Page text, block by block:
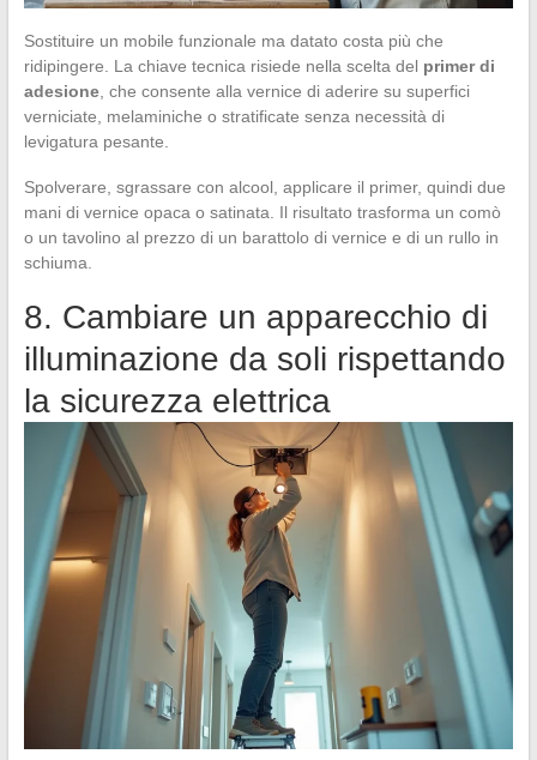
Sostituire un mobile funzionale ma datato costa più che
ridipingere. La chiave tecnica risiede nella scelta del primer di
adesione, che consente alla vernice di aderire su superfici
verniciate, melaminiche o stratificate senza necessità di
levigatura pesante.
Spolverare, sgrassare con alcool, applicare il primer, quindi due
mani di vernice opaca o satinata. Il risultato trasforma un comò
o un tavolino al prezzo di un barattolo di vernice e di un rullo in
schiuma.
8. Cambiare un apparecchio di
illuminazione da soli rispettando
la sicurezza elettrica